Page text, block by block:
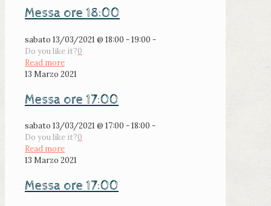
Messa ore 18:00
sabato 13/03/2021 @ 18:00 - 19:00 -
Do you like it?0
Read more
13 Marzo 2021
Messa ore 17:00
sabato 13/03/2021 @ 17:00 - 18:00 -
Do you like it?0
Read more
13 Marzo 2021
Messa ore 17:00